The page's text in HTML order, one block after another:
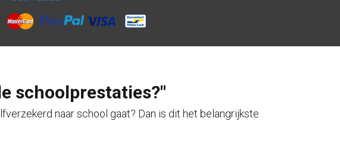
schoolprestaties?"
naar school gaat? Dan is dit het belangrijkste